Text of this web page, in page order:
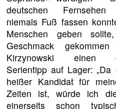
deutschen Fernsehen
niemals Fuß fassen
Menschen geben
Geschmack
Kirzynowski einen
Serientipp auf Lager:
heißer Kandidat für
Zeiten ist, würde ich
einerseits schon